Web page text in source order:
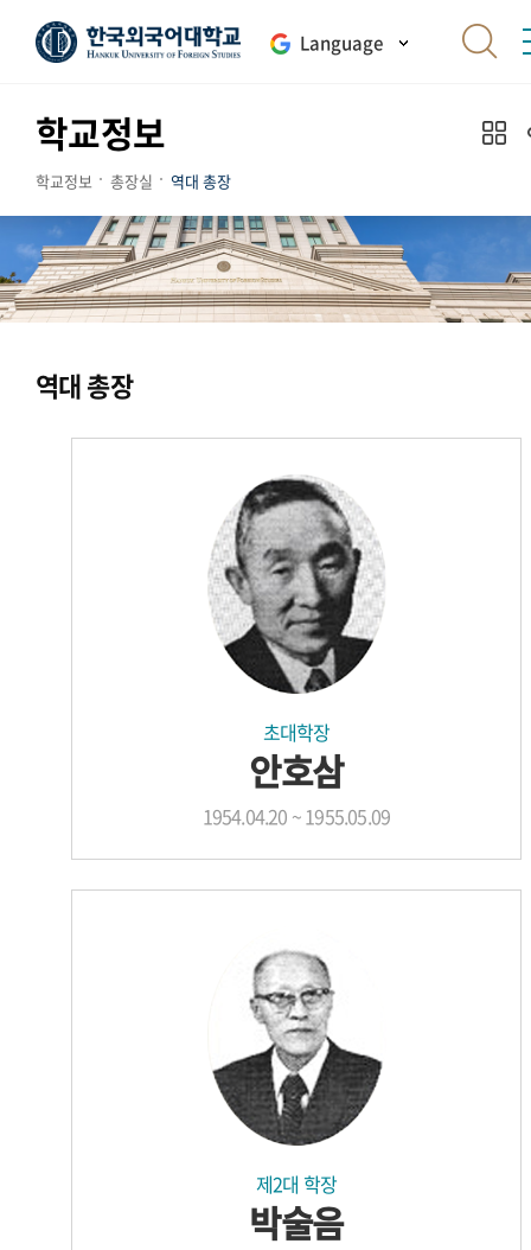
Language
학교정보
학교정보 총장실 역대 총장
역대 총장
초대학장
안호삼
1954.04.20 ~ 1955.05.09
제2대 학장
박술음